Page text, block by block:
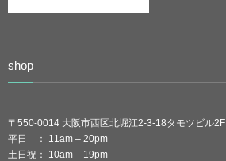
shop
〒550-0014 大阪市西区北堀江2-3-18タモツビル2F
平日 ： 11am – 20pm
土日祝： 10am – 19pm